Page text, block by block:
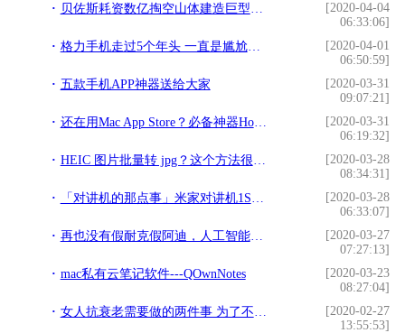
贝佐斯耗资数亿掏空山体建造巨型万年钟，能走一万年到底有多震撼
[2020-04-04
06:33:06]
格力手机走过5个年头 一直是尴尬的存在
[2020-04-01
06:50:59]
五款手机APP神器送给大家
[2020-03-31
09:07:21]
还在用Mac App Store？必备神器Homebrew快来看
[2020-03-31
06:19:32]
HEIC 图片批量转 jpg？这个方法很简单
[2020-03-28
08:34:31]
「对讲机的那点事」米家对讲机1S的蓝牙耳机连接操作
[2020-03-28
06:33:07]
再也没有假耐克假阿迪，人工智能也能被用来打击仿冒名牌
[2020-03-27
07:27:13]
mac私有云笔记软件---QOwnNotes
[2020-03-23
08:27:04]
女人抗衰老需要做的两件事 为了不老得那么快真的要试试
[2020-02-27
13:55:53]